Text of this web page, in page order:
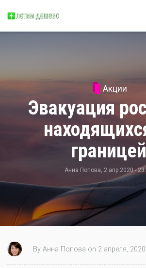
Акции
Эвакуация
границей
Анна Попова , 2 апр 2020 -
By Анна Попова on 2 апреля,